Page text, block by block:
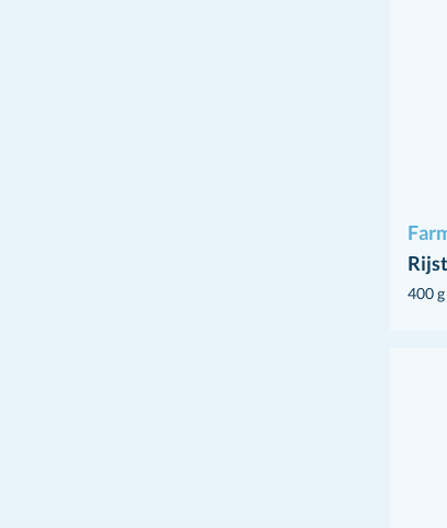
400 g